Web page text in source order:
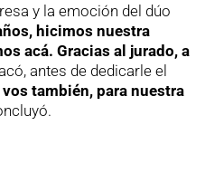
y la emoción del dúo
hicimos nuestra
acá. Gracias al jurado, a
antes de dedicarle el
también, para nuestra